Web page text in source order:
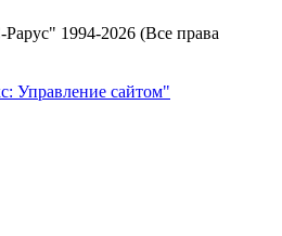
1994-2026 (Все права
Управление сайтом"